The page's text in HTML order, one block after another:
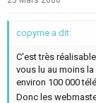
copyme a dit:
C'est très
vous lu au moins
environ 100 000
Donc les